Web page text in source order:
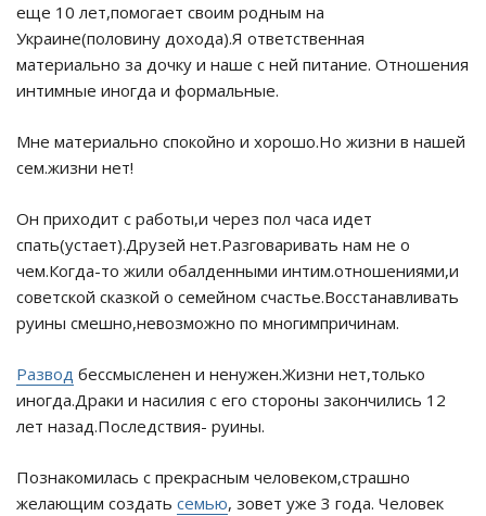
еще 10 лет,помогает своим родным на
Украине(половину дохода).Я ответственная
материально за дочку и наше с ней питание. Отношения
интимные иногда и формальные.
Мне материально спокойно и хорошо.Но жизни в нашей
сем.жизни нет!
Он приходит с работы,и через пол часа идет
спать(устает).Друзей нет.Разговаривать нам не о
чем.Когда-то жили обалденными интим.отношениями,и
советской сказкой о семейном счастье.Восстанавливать
руины смешно,невозможно по многимпричинам.
Развод бессмысленен и ненужен.Жизни нет,только
иногда.Драки и насилия с его стороны закончились 12
лет назад.Последствия- руины.
Познакомилась с прекрасным человеком,страшно
желающим создать семью, зовет уже 3 года. Человек